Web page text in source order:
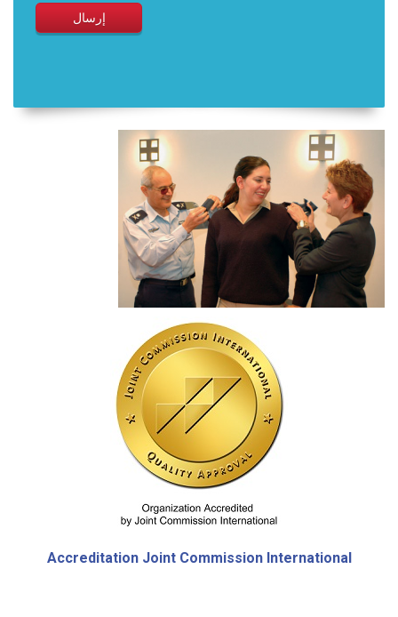
Accreditation Joint Commission International